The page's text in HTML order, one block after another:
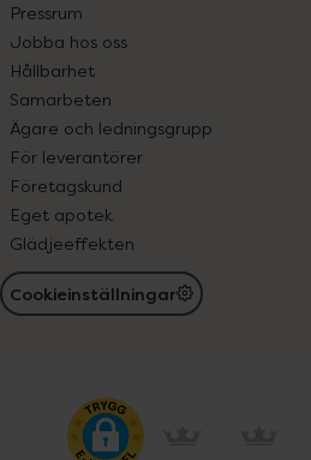
Pressrum
Jobba hos oss
Hållbarhet
Samarbeten
Ägare och ledningsgrupp
För leverantörer
Företagskund
Eget apotek
Glädjeeffekten
Cookieinställningar